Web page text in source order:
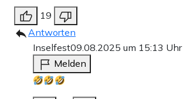
19
Antworten
Inselfest09.08.2025 um 15:13 Uhr
Melden